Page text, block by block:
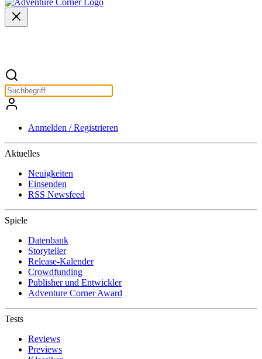
Anmelden / Registrieren
Aktuelles
Neuigkeiten
Einsenden
RSS Newsfeed
Spiele
Datenbank
Storyteller
Release-Kalender
Crowdfunding
Publisher und Entwickler
Adventure Corner Award
Tests
Reviews
Previews